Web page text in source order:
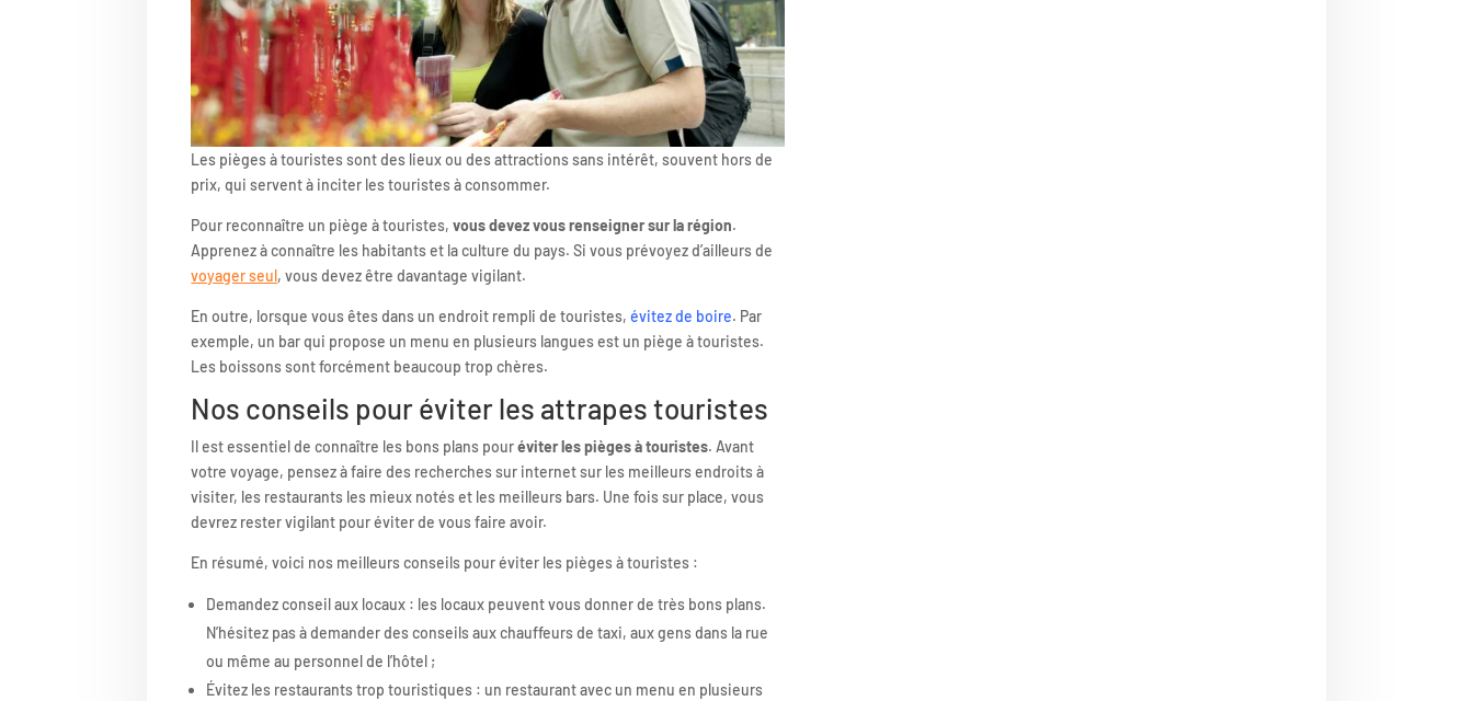
Les pièges à touristes sont des lieux ou des attractions sans intérêt, souvent hors de
prix, qui servent à inciter les touristes à consommer.
Pour reconnaître un piège à touristes,vous devez vous renseigner sur la région.
Apprenez à connaître les habitants et la culture du pays. Si vous prévoyez d’ailleurs de
voyager seul, vous devez être davantage vigilant.
En outre, lorsque vous êtes dans un endroit rempli de touristes, évitez de boire. Par
exemple, un bar qui propose un menu en plusieurs langues est un piège à touristes.
Les boissons sont forcément beaucoup trop chères.
Nos conseils pour éviter les attrapes touristes
Il est essentiel de connaître les bons plans pouréviter les pièges à touristes. Avant
votre voyage, pensez à faire des recherches sur internet sur les meilleurs endroits à
visiter, les restaurants les mieux notés et les meilleurs bars. Une fois sur place, vous
devrez rester vigilant pour éviter de vous faire avoir.
En résumé, voici nos meilleurs conseils pour éviter les pièges à touristes :
Demandez conseil aux locaux : les locaux peuvent vous donner de très bons plans.
N’hésitez pas à demander des conseils aux chauffeurs de taxi, aux gens dans la rue
ou même au personnel de l’hôtel ;
Évitez les restaurants trop touristiques : un restaurant avec un menu en plusieurs